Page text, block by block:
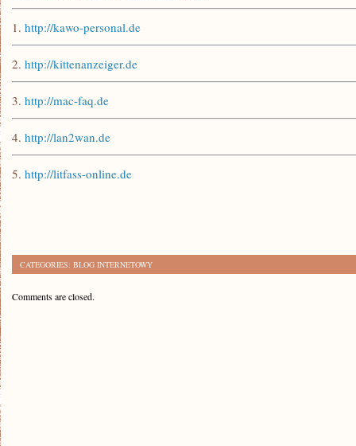
1. http://kawo-personal.de
2. http://kittenanzeiger.de
3. http://mac-faq.de
4. http://lan2wan.de
5. http://litfass-online.de
CATEGORIES: BLOG INTERNETOWY
Comments are closed.